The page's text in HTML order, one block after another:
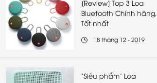
[Review] Top 3 Loa
Bluetooth Chính hãng,
Tốt nhất
18 tháng 12 - 2019
‘Siêu phẩm’ Loa